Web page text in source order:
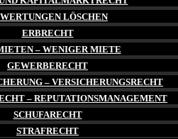
LÖSCHEN
ERBRECHT
– WENIGER MIETE
GEWERBERECHT
– VERSICHERUNGSRECHT
– REPUTATIONSMANAGEMENT
SCHUFARECHT
STRAFRECHT